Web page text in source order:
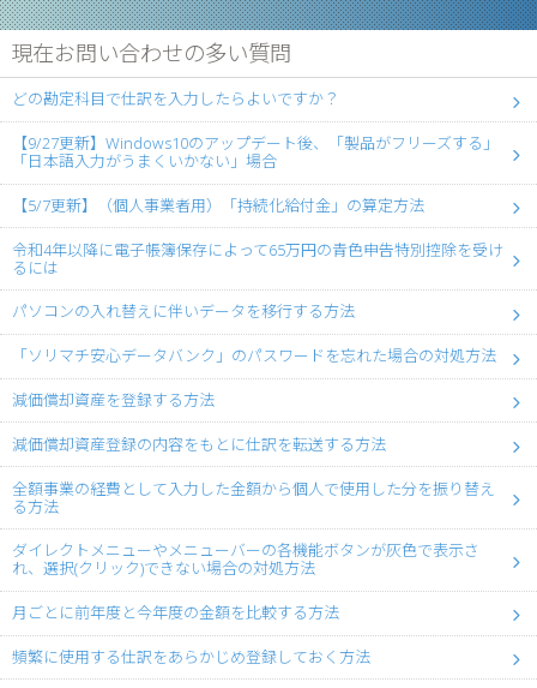
現在お問い合わせの多い質問
どの勘定科目で仕訳を入力したらよいですか？
【9/27更新】Windows10のアップデート後、「製品がフリーズする」
「日本語入力がうまくいかない」場合
【5/7更新】（個人事業者用）「持続化給付金」の算定方法
令和4年以降に電子帳簿保存によって65万円の青色申告特別控除を受け
るには
パソコンの入れ替えに伴いデータを移行する方法
「ソリマチ安心データバンク」のパスワードを忘れた場合の対処方法
減価償却資産を登録する方法
減価償却資産登録の内容をもとに仕訳を転送する方法
全額事業の経費として入力した金額から個人で使用した分を振り替え
る方法
ダイレクトメニューやメニューバーの各機能ボタンが灰色で表示さ
れ、選択(クリック)できない場合の対処方法
月ごとに前年度と今年度の金額を比較する方法
頻繁に使用する仕訳をあらかじめ登録しておく方法